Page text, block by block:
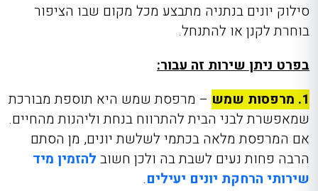
סילוק יונים בנתניה מתבצע מכל מקום שבו הציפור
בוחרת לקנן או להתנחל.
בפרט ניתן שירות זה עבור:
1. מרפסות שמש
– מרפסת שמש היא תוספת מבורכת
שמאפשרת לבני הבית להתרווח בנחת וליהנות מהחיים.
אם המרפסת מלאה בכתמי לשלשת יונים, מן הסתם
הרבה פחות נעים לשבת בה ולכן חשוב להזמין מיד
שירותי הרחקת יונים יעילים.